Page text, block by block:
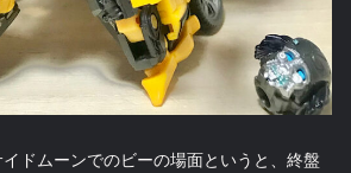
ドムーンでのビーの場面というと、終盤